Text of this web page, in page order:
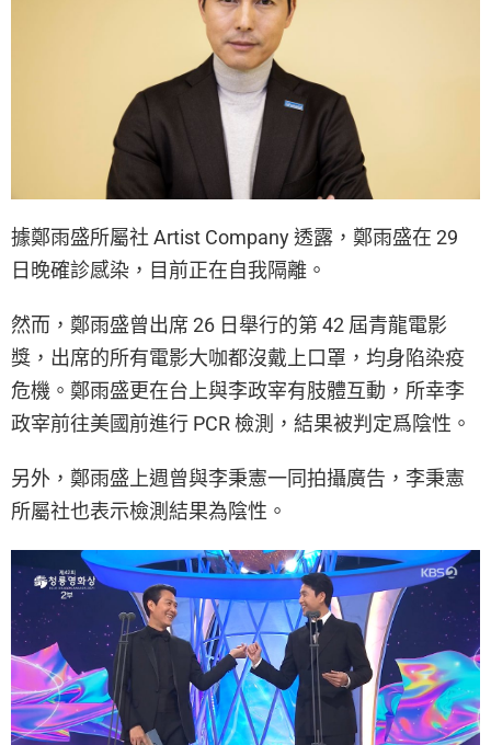
據鄭雨盛所屬社 Artist Company 透露，鄭雨盛在 29
日晚確診感染，目前正在自我隔離。
然而，鄭雨盛曾出席 26 日舉行的第 42 屆青龍電影
獎，出席的所有電影大咖都沒戴上口罩，均身陷染疫
危機。鄭雨盛更在台上與李政宰有肢體互動，所幸李
政宰前往美國前進行 PCR 檢測，結果被判定爲陰性。
另外，鄭雨盛上週曾與李秉憲一同拍攝廣告，李秉憲
所屬社也表示檢測結果為陰性。